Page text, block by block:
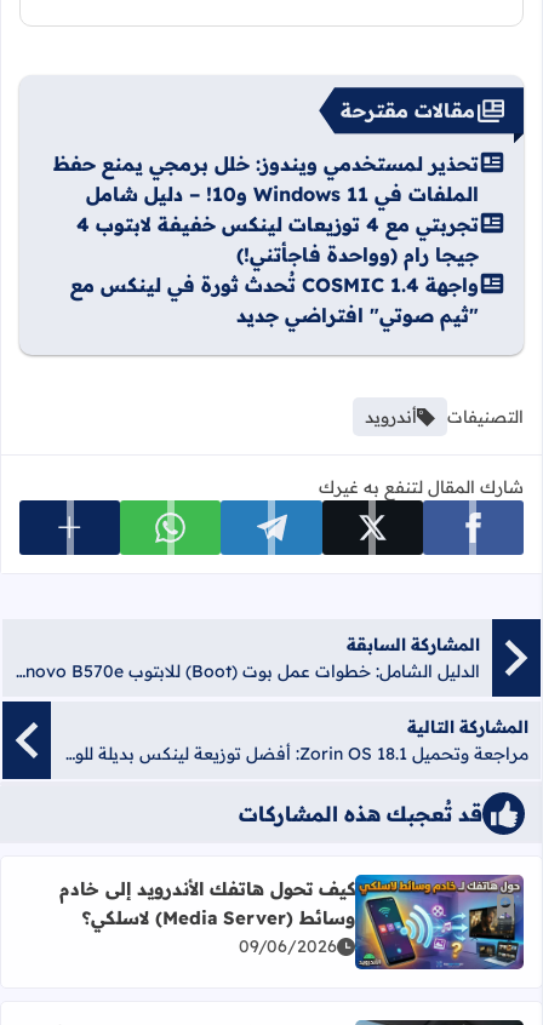
مقالات مقترحة
تحذير لمستخدمي ويندوز: خلل برمجي يمنع حفظ
الملفات في Windows 11 و10! – دليل شامل
تجربتي مع 4 توزيعات لينكس خفيفة لابتوب 4
جيجا رام (وواحدة فاجأتني!)
واجهة COSMIC 1.4 تُحدث ثورة في لينكس مع
"ثيم صوتي" افتراضي جديد
التصنيفات أندرويد
شارك المقال لتنفع به غيرك
شارك على facebook شارك على x شارك على telegram شارك على whatsapp عرض
المشاركة السابقة
الدليل الشامل: خطوات عمل بوت (Boot) للابتوب Lenovo B570e بسهولة
المشاركة التالية
مراجعة وتحميل Zorin OS 18.1: أفضل توزيعة لينكس بديلة للويندوز في 2026
قد تُعجبك هذه المشاركات
أضف إلى العلامات المرجعية
اقرأ المزيد عن كيف تحول هاتفك الأندرويد إلى خادم وسائط (Media Server) لاسلكي؟
كيف تحول هاتفك الأندرويد إلى خادم
وسائط (Media Server) لاسلكي؟
09/06/2026